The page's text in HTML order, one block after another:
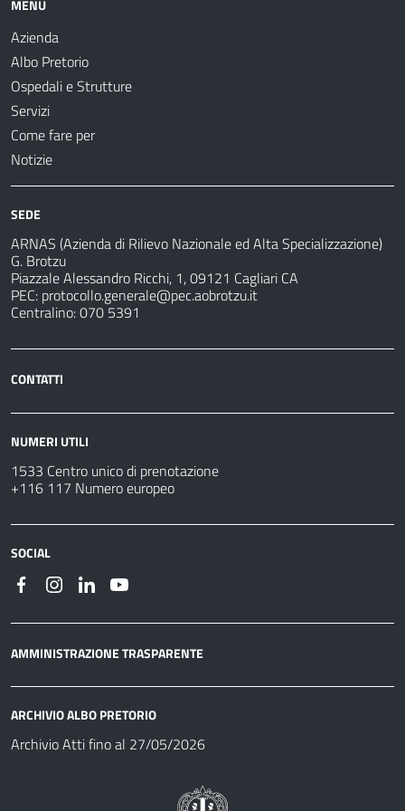
MENU
Azienda
Albo Pretorio
Ospedali e Strutture
Servizi
Come fare per
Notizie
SEDE
ARNAS (Azienda di Rilievo Nazionale ed Alta Specializzazione)
G. Brotzu
Piazzale Alessandro Ricchi, 1, 09121 Cagliari CA
PEC: protocollo.generale@pec.aobrotzu.it
Centralino: 070 5391
CONTATTI
NUMERI UTILI
1533 Centro unico di prenotazione
+116 117 Numero europeo
SOCIAL
AMMINISTRAZIONE TRASPARENTE
ARCHIVIO ALBO PRETORIO
Archivio Atti fino al 27/05/2026